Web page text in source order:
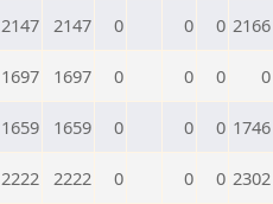
2147 2147 0 0 0 2166
1697 1697 0 0 0 0
1659 1659 0 0 0 1746
2222 2222 0 0 0 2302